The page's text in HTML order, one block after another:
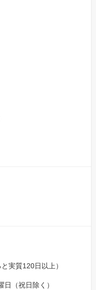
実質120日以上）
（祝日除く）